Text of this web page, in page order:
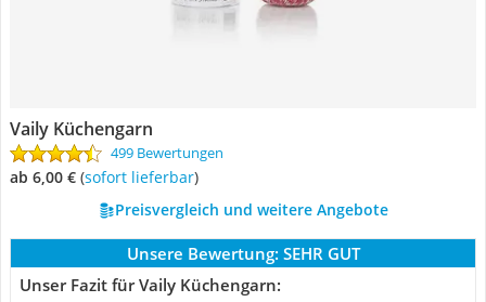
Vaily Küchengarn
499 Bewertungen
ab 6,00 € ( Sofort lieferbar)
Preisvergleich und weitere Angebote
Unsere Bewertung: SEHR GUT
Unser Fazit für Vaily Küchengarn: